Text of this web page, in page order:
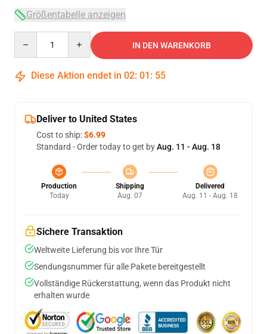
Größentabelle anzeigen
IN DEN WARENKORB
Diese Aktion endet in 02: 01 : 54
Deliver to United States
Cost to ship:$6.99
Standard - Order today to get byAug. 11 - Aug. 18
Production
Today
Shipping
Aug. 07
Delivered
Aug. 11 - Aug. 18
Sichere Transaktion
Weltweite Lieferung bis vor Ihre Tür
Sendungsnummer für alle Pakete bereitgestellt
Vollständige Rückerstattung, wenn das Produkt nicht
erhalten wurde